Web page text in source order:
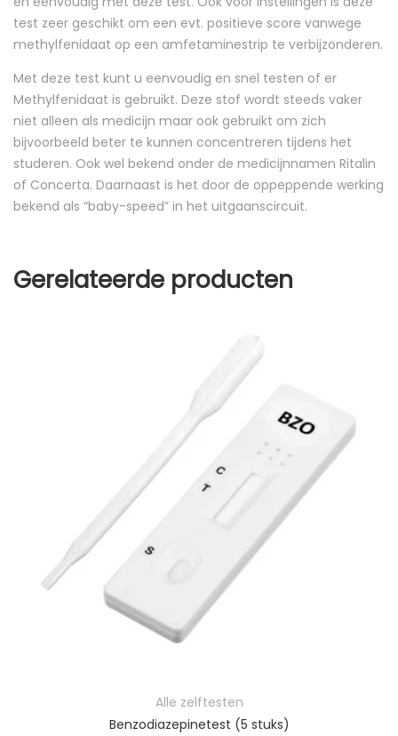
test zeer geschikt om een evt. positieve score vanwege
methylfenidaat op een amfetaminestrip te verbijzonderen.
Met deze test kunt u eenvoudig en snel testen of er
Methylfenidaat is gebruikt. Deze stof wordt steeds vaker
niet alleen als medicijn maar ook gebruikt om zich
bijvoorbeeld beter te kunnen concentreren tijdens het
studeren. Ook wel bekend onder de medicijnnamen Ritalin
of Concerta. Daarnaast is het door de oppeppende werking
bekend als “baby-speed” in het uitgaanscircuit.
Gerelateerde producten
Deze optie kan gekozen worden op de productpagina
Alle zelftesten
Benzodiazepinetest (5 stuks)